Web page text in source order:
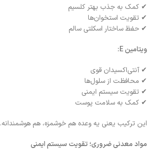
✔ کمک به جذب بهتر کلسیم
✔ تقویت استخوان‌ها
✔ حفظ ساختار اسکلتی سالم
ویتامین E:
✔ آنتی‌اکسیدان قوی
✔ محافظت از سلول‌ها
✔ تقویت سیستم ایمنی
✔ کمک به سلامت پوست
این ترکیب یعنی یه وعده هم خوشمزه، هم هوشمندانه.
مواد معدنی ضروری؛ تقویت سیستم ایمنی